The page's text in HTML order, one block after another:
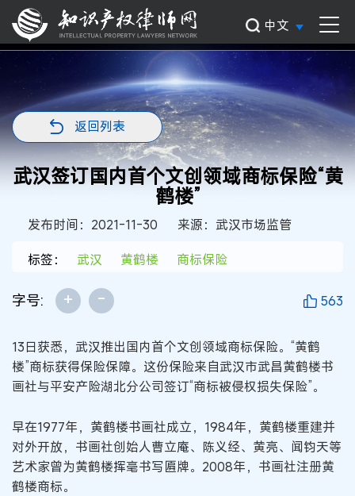
中文
返回列表
武汉签订国内首个文创领域商标保险“黄
鹤楼”
发布时间：2021-11-30
来源：武汉市场监管
标签：
武汉 黄鹤楼 商标保险
字号: + - 563
13日获悉，武汉推出国内首个文创领域商标保险。“黄鹤
楼”商标获得保险保障。这份保险来自武汉市武昌黄鹤楼书
画社与平安产险湖北分公司签订“商标被侵权损失保险”。
早在1977年，黄鹤楼书画社成立，1984年，黄鹤楼重建并
对外开放，书画社创始人曹立庵、陈义经、黄亮、闻钧天等
艺术家曾为黄鹤楼挥毫书写匾牌。2008年，书画社注册黄
鹤楼商标。